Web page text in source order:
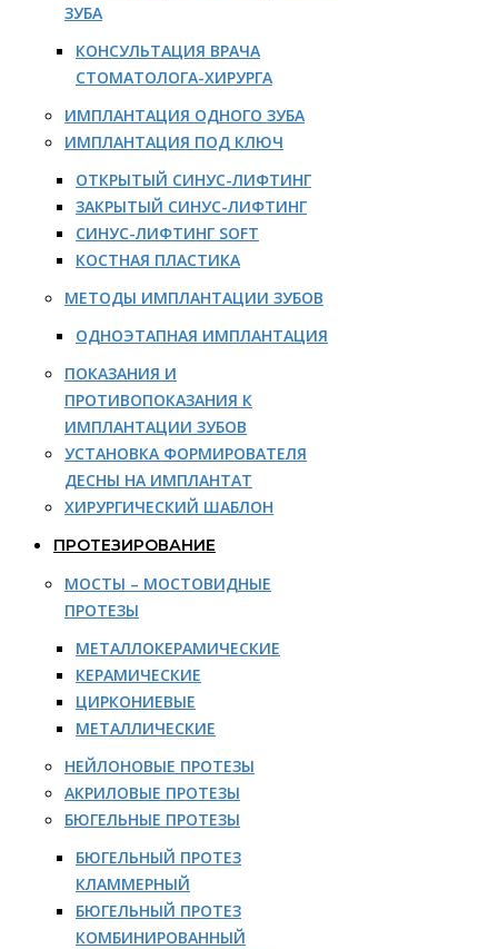
ЗУБА
КОНСУЛЬТАЦИЯ ВРАЧА
СТОМАТОЛОГА-ХИРУРГА
ИМПЛАНТАЦИЯ ОДНОГО ЗУБА
ИМПЛАНТАЦИЯ ПОД КЛЮЧ
ОТКРЫТЫЙ СИНУС-ЛИФТИНГ
ЗАКРЫТЫЙ СИНУС-ЛИФТИНГ
СИНУС-ЛИФТИНГ SOFT
КОСТНАЯ ПЛАСТИКА
МЕТОДЫ ИМПЛАНТАЦИИ ЗУБОВ
ОДНОЭТАПНАЯ ИМПЛАНТАЦИЯ
ПОКАЗАНИЯ И
ПРОТИВОПОКАЗАНИЯ К
ИМПЛАНТАЦИИ ЗУБОВ
УСТАНОВКА ФОРМИРОВАТЕЛЯ
ДЕСНЫ НА ИМПЛАНТАТ
ХИРУРГИЧЕСКИЙ ШАБЛОН
ПРОТЕЗИРОВАНИЕ
МОСТЫ – МОСТОВИДНЫЕ
ПРОТЕЗЫ
МЕТАЛЛОКЕРАМИЧЕСКИЕ
КЕРАМИЧЕСКИЕ
ЦИРКОНИЕВЫЕ
МЕТАЛЛИЧЕСКИЕ
НЕЙЛОНОВЫЕ ПРОТЕЗЫ
АКРИЛОВЫЕ ПРОТЕЗЫ
БЮГЕЛЬНЫЕ ПРОТЕЗЫ
БЮГЕЛЬНЫЙ ПРОТЕЗ
КЛАММЕРНЫЙ
БЮГЕЛЬНЫЙ ПРОТЕЗ
КОМБИНИРОВАННЫЙ